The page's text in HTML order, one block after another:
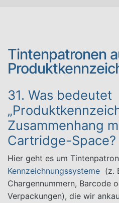
Tintenpatronen
31. Was bedeutet
Zusammenhang
Cartridge-Space?
Hier geht es um
Kennzeichnungssysteme (z.
Chargennummern, Barcode
Verpackungen), die wir